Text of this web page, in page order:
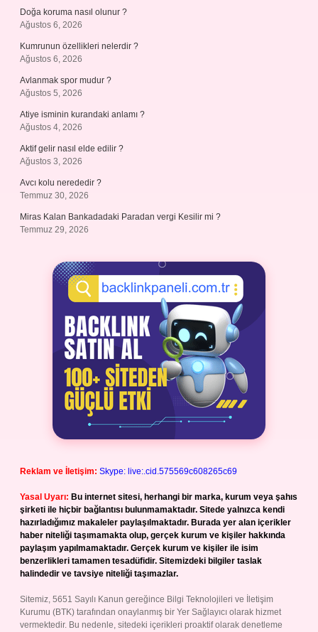
Doğa koruma nasıl olunur ?
Ağustos 6, 2026
Kumrunun özellikleri nelerdir ?
Ağustos 6, 2026
Avlanmak spor mudur ?
Ağustos 5, 2026
Atiye isminin kurandaki anlamı ?
Ağustos 4, 2026
Aktif gelir nasıl elde edilir ?
Ağustos 3, 2026
Avcı kolu nerededir ?
Temmuz 30, 2026
Miras Kalan Bankadadaki Paradan vergi Kesilir mi ?
Temmuz 29, 2026
Reklam ve İletişim: Skype: live:.cid.575569c608265c69
Yasal Uyarı: Bu internet sitesi, herhangi bir marka, kurum veya şahıs
şirketi ile hiçbir bağlantısı bulunmamaktadır. Sitede yalnızca kendi
hazırladığımız makaleler paylaşılmaktadır. Burada yer alan içerikler
haber niteliği taşımamakta olup, gerçek kurum ve kişiler hakkında
paylaşım yapılmamaktadır. Gerçek kurum ve kişiler ile isim
benzerlikleri tamamen tesadüfidir. Sitemizdeki bilgiler taslak
halindedir ve tavsiye niteliği taşımazlar.
Sitemiz, 5651 Sayılı Kanun gereğince Bilgi Teknolojileri ve İletişim
Kurumu (BTK) tarafından onaylanmış bir Yer Sağlayıcı olarak hizmet
vermektedir. Bu nedenle, sitedeki içerikleri proaktif olarak denetleme